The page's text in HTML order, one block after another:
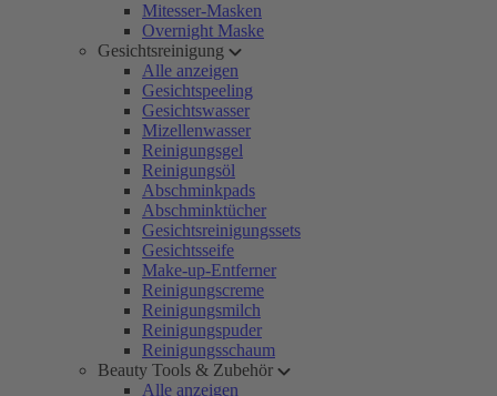
Mitesser-Masken
Overnight Maske
Gesichtsreinigung
Alle anzeigen
Gesichtspeeling
Gesichtswasser
Mizellenwasser
Reinigungsgel
Reinigungsöl
Abschminkpads
Abschminktücher
Gesichtsreinigungssets
Gesichtsseife
Make-up-Entferner
Reinigungscreme
Reinigungsmilch
Reinigungspuder
Reinigungsschaum
Beauty Tools & Zubehör
Alle anzeigen